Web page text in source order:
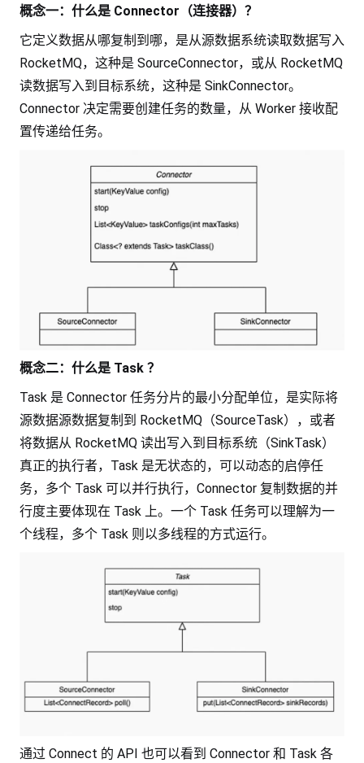
概念一：什么是 Connector（连接器）？
它定义数据从哪复制到哪，是从源数据系统读取数据写入
RocketMQ，这种是 SourceConnector，或从 RocketMQ
读数据写入到目标系统，这种是 SinkConnector。
Connector 决定需要创建任务的数量，从 Worker 接收配
置传递给任务。
概念二：什么是 Task ？
Task 是 Connector 任务分片的最小分配单位，是实际将
源数据源数据复制到 RocketMQ（SourceTask），或者
将数据从 RocketMQ 读出写入到目标系统（SinkTask）
真正的执行者，Task 是无状态的，可以动态的启停任
务，多个 Task 可以并行执行，Connector 复制数据的并
行度主要体现在 Task 上。一个 Task 任务可以理解为一
个线程，多个 Task 则以多线程的方式运行。
通过 Connect 的 API 也可以看到 Connector 和 Task 各